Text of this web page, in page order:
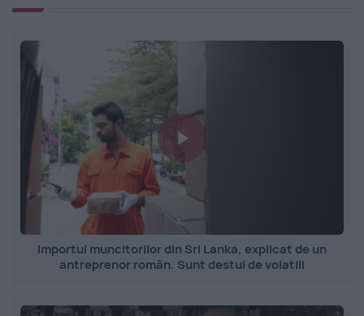
Importul muncitorilor din Sri Lanka, explicat de un
antreprenor român. Sunt destul de volatili